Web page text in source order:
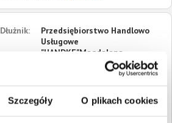
Szczegóły O plikach cookies
Dłużnik:
Przedsiębiorstwo Handlowo
Usługowe
"HANDKE"Magdalena
41-200
Sosnowiec